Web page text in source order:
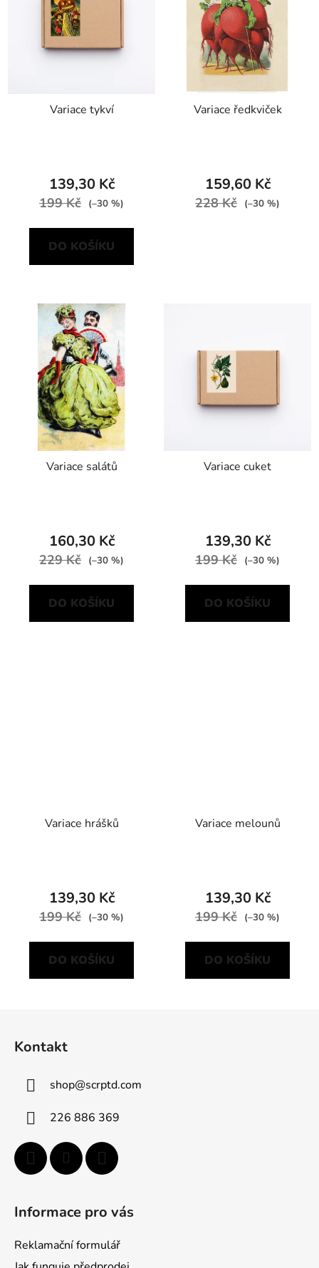
Variace tykví
139,30 Kč
199 Kč (–30 %)
DO KOŠÍKU
Variace ředkviček
159,60 Kč
228 Kč (–30 %)
Variace salátů
160,30 Kč
229 Kč (–30 %)
DO KOŠÍKU
Variace cuket
139,30 Kč
199 Kč (–30 %)
DO KOŠÍKU
Variace hrášků
139,30 Kč
199 Kč (–30 %)
DO KOŠÍKU
Variace melounů
139,30 Kč
199 Kč (–30 %)
DO KOŠÍKU
Kontakt
shop@scrptd.com
226 886 369
Informace pro vás
Reklamační formulář